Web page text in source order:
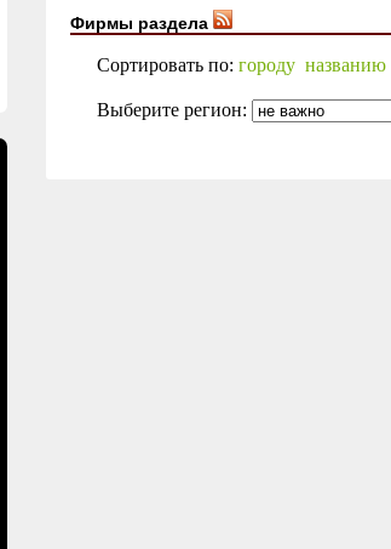
Фирмы раздела
Сортировать по: городу названию
Выберите регион: